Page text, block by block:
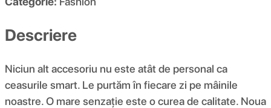
Descriere
Niciun alt accesoriu nu este atât de personal ca
ceasurile smart. Le purtăm în fiecare zi pe mâinile
noastre. O mare senzație este o curea de calitate. Noua